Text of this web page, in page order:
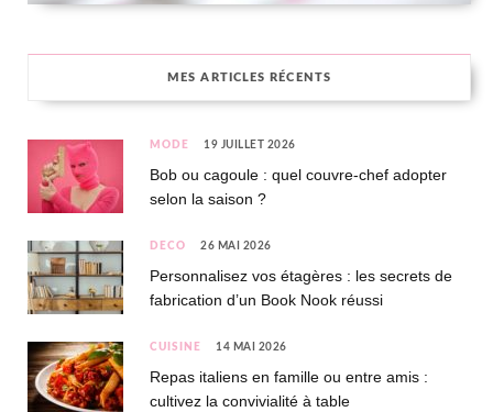
MES ARTICLES RÉCENTS
MODE 19 JUILLET 2026
Bob ou cagoule : quel couvre-chef adopter
selon la saison ?
DÉCO 26 MAI 2026
Personnalisez vos étagères : les secrets de
fabrication d’un Book Nook réussi
CUISINE 14 MAI 2026
Repas italiens en famille ou entre amis :
cultivez la convivialité à table